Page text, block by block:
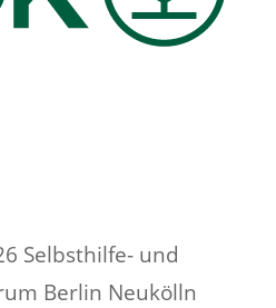
Selbsthilfe- und
Berlin Neukölln